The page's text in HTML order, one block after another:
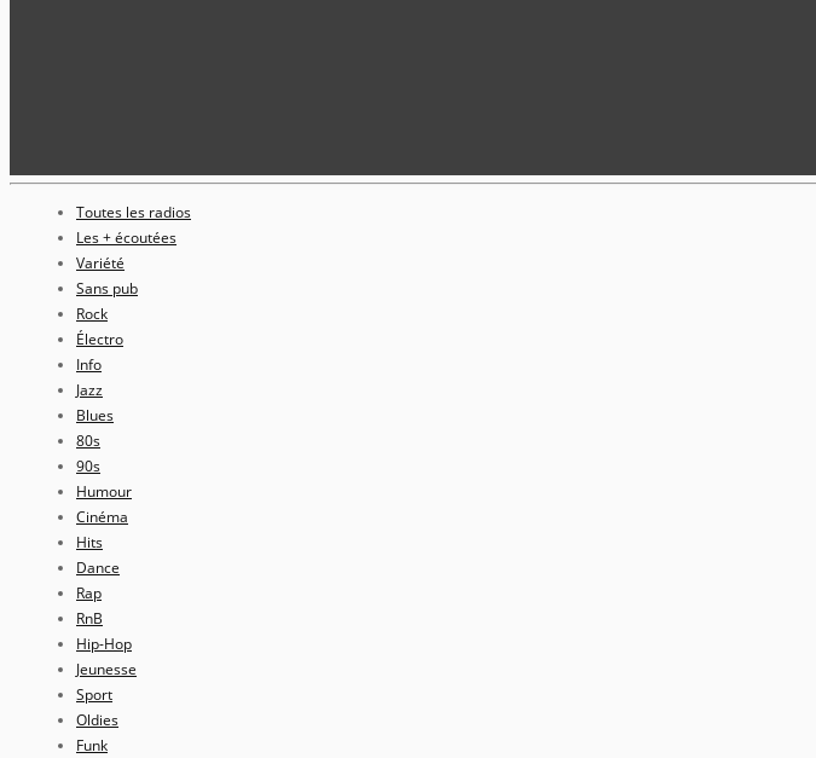
Toutes les radios
Les + écoutées
Variété
Sans pub
Rock
Électro
Info
Jazz
Blues
80s
90s
Humour
Cinéma
Hits
Dance
Rap
RnB
Hip-Hop
Jeunesse
Sport
Oldies
Funk